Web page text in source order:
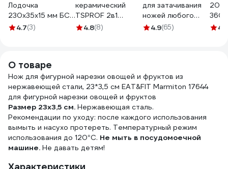
Лодочка
230x35x15 мм БС
2045200
4.7(3)
керамический
TSPROF 2в1
(2000/3000
4.8(8)
для затачивания
ножей любого
типа MATRIX
4.9(65) 4.4
О товаре
Нож для фигурной нарезки овощей и фруктов из
нержавеющей стали, 23*3,5 см EAT&FIT Marmiton 17644
для фигурной нарезки овощей и фруктов
Размер 23x3,5 см. Нержавеющая сталь.
Рекомендации по уходу: после каждого использования
вымыть и насухо протереть. Температурный режим
использования до 120°С. Не мыть в посудомоечной
машине. Не давать детям!